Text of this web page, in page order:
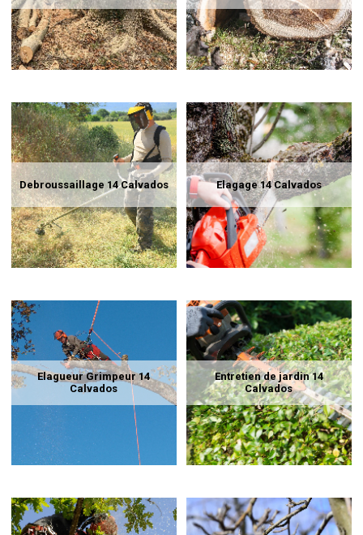
Debroussaillage 14 Calvados Elagage 14 Calvados
Elagueur Grimpeur 14
Calvados
Entretien de jardin 14
Calvados